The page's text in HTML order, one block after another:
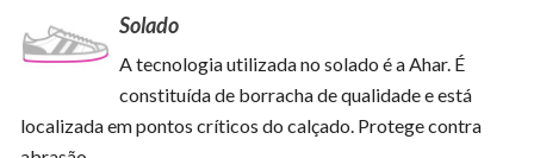
Solado
A tecnologia utilizada no solado é a Ahar. É
constituída de borracha de qualidade e está
localizada em pontos críticos do calçado. Protege contra